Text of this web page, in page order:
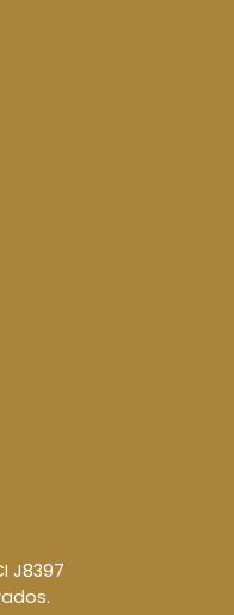
J8397